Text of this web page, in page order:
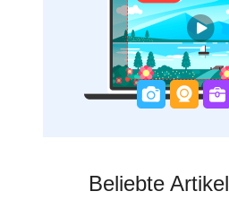
Beliebte Artikel